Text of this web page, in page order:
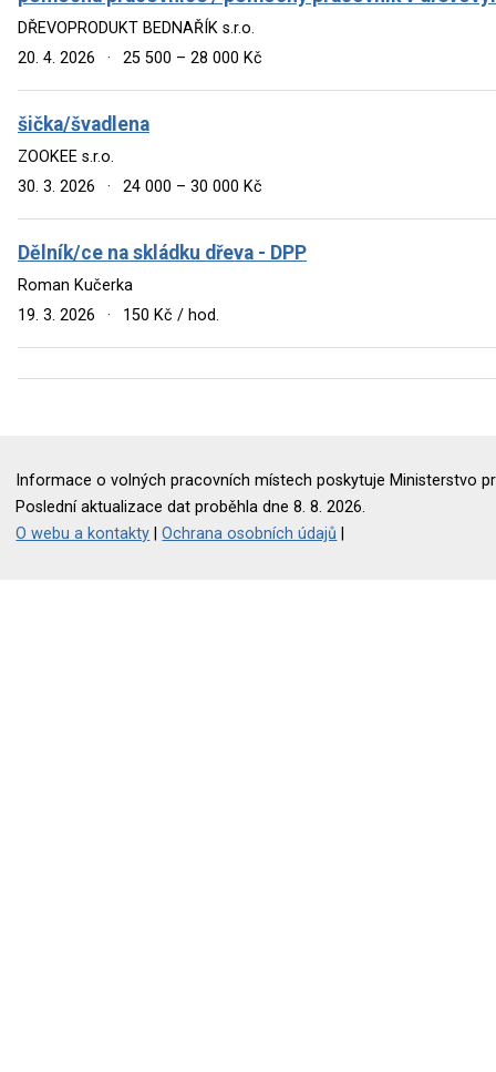
DŘEVOPRODUKT BEDNAŘÍK s.r.o.
20. 4. 2026
· 25 500 – 28 000 Kč
šička/švadlena
ZOOKEE s.r.o.
30. 3. 2026
· 24 000 – 30 000 Kč
Dělník/ce na skládku dřeva - DPP
Roman Kučerka
19. 3. 2026
· 150 Kč / hod.
Informace o volných pracovních místech poskytuje Ministerstvo
Poslední aktualizace dat proběhla dne 8. 8. 2026.
O webu a kontakty |Ochrana osobních údajů